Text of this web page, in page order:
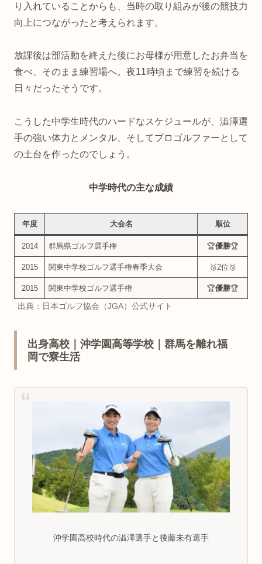
り入れていることからも、当時の取り組みが後の競技力
向上につながったと考えられます。
放課後は部活動を終えた後にお母様が用意したお弁当を
食べ、そのまま練習場へ。夜11時頃まで練習を続ける
日々だったそうです。
こうした中学生時代のハードなスケジュールが、澁澤選
手の強い体力とメンタル、そしてプロゴルファーとして
の土台を作ったのでしょう。
中学時代の主な成績
年度 大会名 順位
2014 群馬県ゴルフ選手権 🏆優勝🏆
2015 関東中学校ゴルフ選手権春季大会 🥈2位🥈
2015 関東中学校ゴルフ選手権 🏆優勝🏆
出典：日本ゴルフ協会（JGA）公式サイト
出身高校｜沖学園高等学校｜群馬を離れ福
岡で寮生活
沖学園高校時代の澁澤選手と後藤未有選手